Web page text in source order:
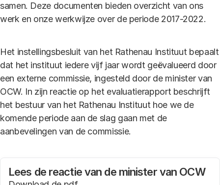
samen. Deze documenten bieden overzicht van ons
werk en onze werkwijze over de periode 2017-2022.
Het instellingsbesluit van het Rathenau Instituut bepaalt
dat het instituut iedere vijf jaar wordt geëvalueerd door
een externe commissie, ingesteld door de minister van
OCW. In zijn reactie op het evaluatierapport beschrijft
het bestuur van het Rathenau Instituut hoe we de
komende periode aan de slag gaan met de
aanbevelingen van de commissie.
Lees de reactie van de minister van OCW